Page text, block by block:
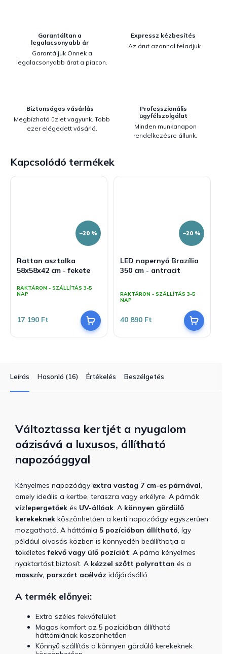
Garantáltan a
legalacsonyabb ár
Garantáljuk Önnek a
legalacsonyabb árat a piacon.
Expressz kézbesítés
Az árut azonnal feladjuk.
Biztonságos vásárlás
Megbízható üzlet vagyunk. Több
ezer elégedett vásárló.
Professzionális
ügyfélszolgálat
Minden munkanapon
rendelkezésre állunk.
Kapcsolódó termékek
–20 %
Rattan asztalka
58x58x42 cm - fekete
RAKTÁRON - SZÁLLÍTÁS 3-5
NAP
17 190 Ft
–20 %
LED napernyő Brazília
350 cm - antracit
termék
átlagos
5-
ből
RAKTÁRON - SZÁLLÍTÁS 3-5
NAP
40 890 Ft
Leírás Hasonló (16) Értékelés Beszélgetés
Változtassa kertjét a nyugalom
oázisává a luxusos, állítható
napozóággyal
Kényelmes napozóágy extra vastag 7 cm-es párnával,
amely ideális a kertbe, teraszra vagy erkélyre. A párnák
vízlepergetőek és UV-állóak. A könnyen gördülő
kerekeknek köszönhetően a kerti napozóágy egyszerűen
mozgatható. A háttámla 5 pozícióban állítható, így
például olvasás közben is könnyedén beállíthatja a
tökéletesfekvő vagy ülő pozíciót. A párna kényelmes
nyaktartást biztosít. A kézzel szőtt polyrattan és a
masszív, porszórt acélváz időjárásálló.
A termék előnyei:
Extra széles fekvőfelület
Magas komfort az 5 pozícióban állítható
háttámlának köszönhetően
Könnyű szállítás a könnyen gördülő kerekeknek